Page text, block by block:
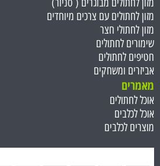
מזון לחתולים מבוגרים ( סניור)
מזון לחתולים עם צרכים מיוחדים
מזון לחתולי חצר
שימורים לחתולים
חטיפים לחתולים
אביזרים ומשחקים
מאמרים
אוכל לחתולים
אוכל לכלבים
מוצרים לכלבים